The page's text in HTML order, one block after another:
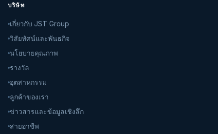
บริษัท
เกี่ยวกับ JST Group
วิสัยทัศน์และพันธกิจ
นโยบายคุณภาพ
รางวัล
อุตสาหกรรม
ลูกค้าของเรา
ข่าวสารและข้อมูลเชิงลึก
สายอาชีพ